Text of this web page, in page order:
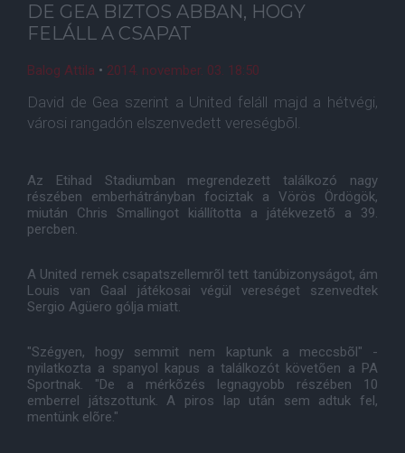
DE GEA BIZTOS ABBAN, HOGY
FELÁLL A CSAPAT
Balog Attila • 2014. november. 03. 18:50
David de Gea szerint a United feláll majd a hétvégi,
városi rangadón elszenvedett vereségbõl.
Az Etihad Stadiumban megrendezett találkozó nagy
részében emberhátrányban fociztak a Vörös Ördögök,
miután Chris Smallingot kiállította a játékvezetõ a 39.
percben.
A United remek csapatszellemrõl tett tanúbizonyságot, ám
Louis van Gaal játékosai végül vereséget szenvedtek
Sergio Agüero gólja miatt.
"Szégyen, hogy semmit nem kaptunk a meccsbõl" -
nyilatkozta a spanyol kapus a találkozót követõen a PA
Sportnak. "De a mérkõzés legnagyobb részében 10
emberrel játszottunk. A piros lap után sem adtuk fel,
mentünk elõre."